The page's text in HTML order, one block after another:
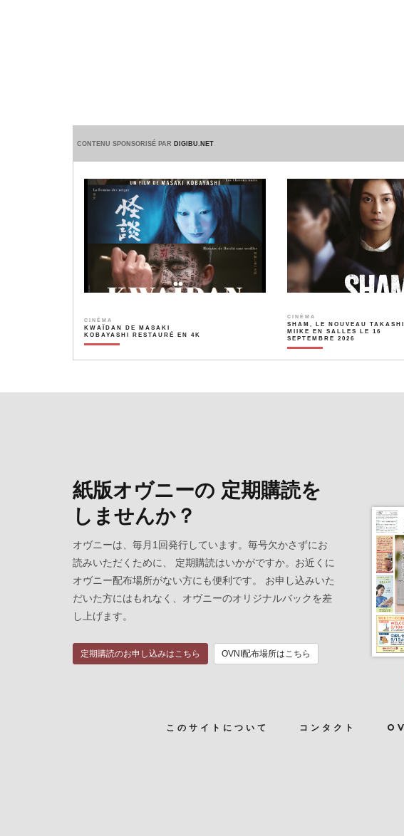
CONTENU SPONSORISÉ PAR DIGIBU.NET
CINÉMA
KWAÏDAN DE MASAKI
KOBAYASHI RESTAURÉ EN 4K
CINÉMA
SHAM, LE NOUVEAU TAKASHI
MIIKE EN SALLES LE 16
SEPTEMBRE 2026
紙版オヴニーの 定期購読を
しませんか？
オヴニーは、毎月1回発行しています。毎号欠かさずにお
読みいただくために、 定期購読はいかがですか。お近くに
オヴニー配布場所がない方にも便利です。 お申し込みいた
だいた方にはもれなく、オヴニーのオリジナルバックを差
し上げます。
定期購読のお申し込みはこちら OVNI配布場所はこちら
このサイトについて コンタクト